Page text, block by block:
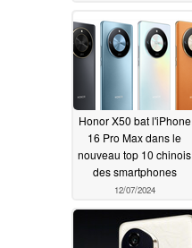
Honor X50 bat l'iPhone
16 Pro Max dans le
nouveau top 10 chinois
des smartphones
12/07/2024